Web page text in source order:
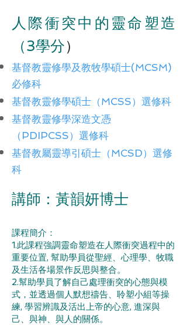
人際衝突中的靈命塑造
（3學分）
基督教靈修學及教牧學碩士(MCSM)
必修科
基督教靈修學碩士（MCSS）選修科
基督教靈修學深造文憑
（PDIPCSS）選修科
基督教屬靈導引碩士（MCSD）選修
科
講師： 黃韻妍博士
課程簡介：
1.此課程強調靈命塑造在人際衝突過程中的
重要位置, 幫助學員從聖經、心理學、牧職
及生活各場景作反思與整合。
2.幫助學員了解自己處理衝突的心態與模
式，並透過個人默想禱告、聆塑小組等操
練, 學習辨識及活出上帝的心意, 進深與
己、與神、與人的關係。